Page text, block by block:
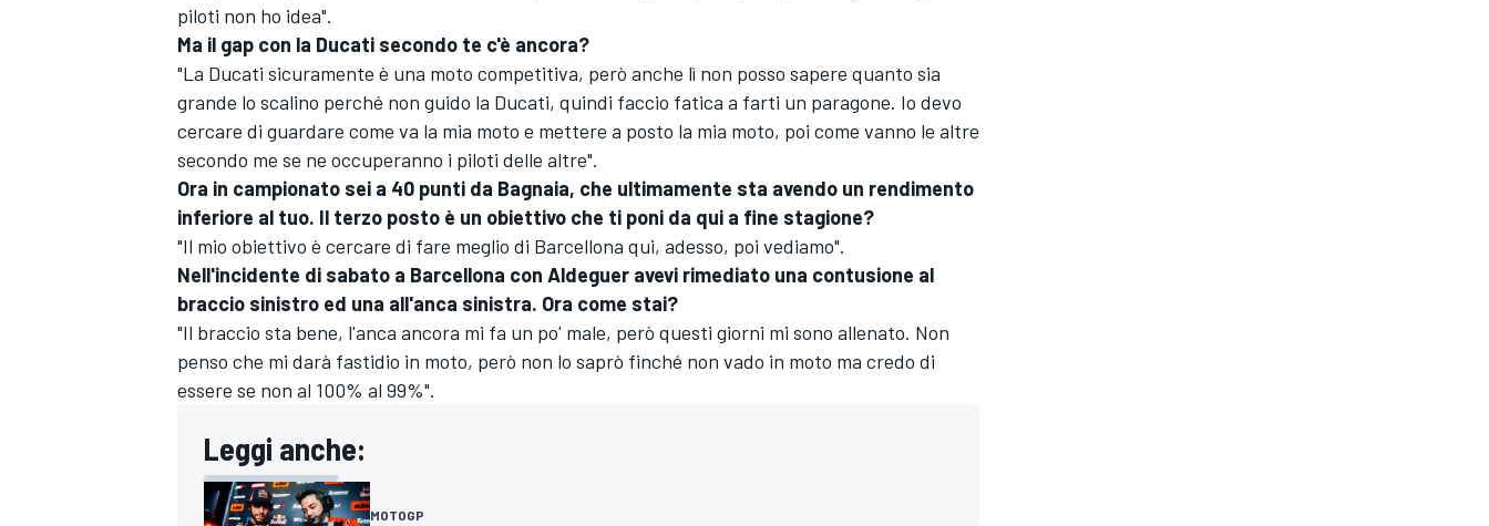
piloti non ho idea".
Ma il gap con la Ducati secondo te c'è ancora?
"La Ducati sicuramente è una moto competitiva, però anche lì non posso sapere quanto sia
grande lo scalino perché non guido la Ducati, quindi faccio fatica a farti un paragone. Io devo
cercare di guardare come va la mia moto e mettere a posto la mia moto, poi come vanno le altre
secondo me se ne occuperanno i piloti delle altre".
Ora in campionato sei a 40 punti da Bagnaia, che ultimamente sta avendo un rendimento
inferiore al tuo. Il terzo posto è un obiettivo che ti poni da qui a fine stagione?
"Il mio obiettivo è cercare di fare meglio di Barcellona qui, adesso, poi vediamo".
Nell'incidente di sabato a Barcellona con Aldeguer avevi rimediato una contusione al
braccio sinistro ed una all'anca sinistra. Ora come stai?
"Il braccio sta bene, l'anca ancora mi fa un po' male, però questi giorni mi sono allenato. Non
penso che mi darà fastidio in moto, però non lo saprò finché non vado in moto ma credo di
essere se non al 100% al 99%".
Leggi anche:
MOTOGP